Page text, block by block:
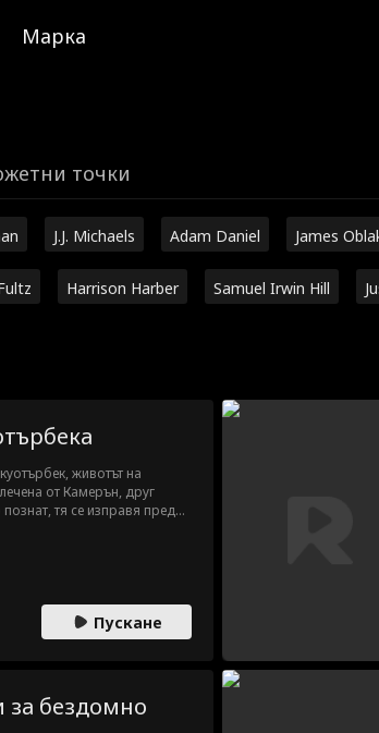
Марка
точки
J.J. Michaels Adam Daniel James
Harrison Harber Samuel Irwin Hill
животът на
от Камерън, друг
тя се изправя пред
Пускане
бездомно